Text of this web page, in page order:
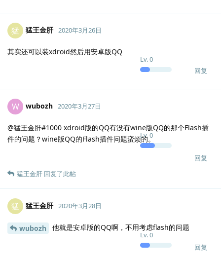
猛 猛王金肝
Lv.0
2020年3月26日
其实还可以装xdroid然后用安卓版QQ
回复
W wubozh
Lv.0
2020年3月27日
@猛王金肝#1000 xdroid版的QQ有没有wine版QQ的那个Flash插
件的问题？wine版QQ的Flash插件问题蛮烦的。
回复
猛王金肝 回复了此帖
猛 猛王金肝
Lv.0
2020年3月28日
wubozh 他就是安卓版的QQ啊，不用考虑flash的问题
回复